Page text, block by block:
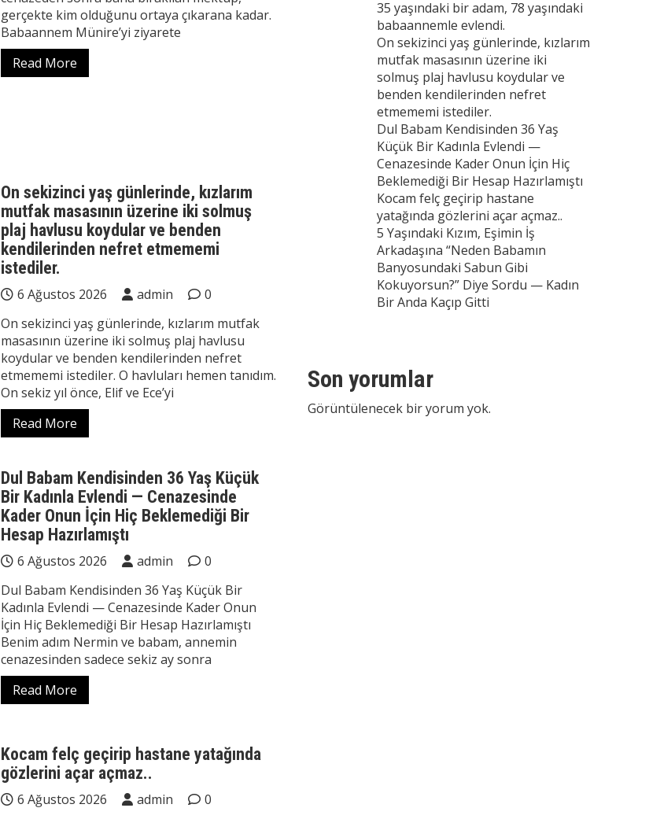
gerçekte kim olduğunu ortaya çıkarana kadar.
Babaannem Münire’yi ziyarete
Read More
On sekizinci yaş günlerinde, kızlarım
mutfak masasının üzerine iki solmuş
plaj havlusu koydular ve benden
kendilerinden nefret etmememi
istediler.
6 Ağustos 2026 admin
0
On sekizinci yaş günlerinde, kızlarım mutfak
masasının üzerine iki solmuş plaj havlusu
koydular ve benden kendilerinden nefret
etmememi istediler. O havluları hemen tanıdım.
On sekiz yıl önce, Elif ve Ece’yi
Read More
Dul Babam Kendisinden 36 Yaş Küçük
Bir Kadınla Evlendi — Cenazesinde
Kader Onun İçin Hiç Beklemediği Bir
Hesap Hazırlamıştı
6 Ağustos 2026 admin
0
Dul Babam Kendisinden 36 Yaş Küçük Bir
Kadınla Evlendi — Cenazesinde Kader Onun
İçin Hiç Beklemediği Bir Hesap Hazırlamıştı
Benim adım Nermin ve babam, annemin
cenazesinden sadece sekiz ay sonra
Read More
Kocam felç geçirip hastane yatağında
gözlerini açar açmaz..
6 Ağustos 2026 admin
0
35 yaşındaki bir adam, 78 yaşındaki
babaannemle evlendi.
On sekizinci yaş günlerinde, kızlarım
mutfak masasının üzerine iki
solmuş plaj havlusu koydular ve
benden kendilerinden nefret
etmememi istediler.
Dul Babam Kendisinden 36 Yaş
Küçük Bir Kadınla Evlendi —
Cenazesinde Kader Onun İçin Hiç
Beklemediği Bir Hesap Hazırlamıştı
Kocam felç geçirip hastane
yatağında gözlerini açar açmaz..
5 Yaşındaki Kızım, Eşimin İş
Arkadaşına “Neden Babamın
Banyosundaki Sabun Gibi
Kokuyorsun?” Diye Sordu — Kadın
Bir Anda Kaçıp Gitti
Son yorumlar
Görüntülenecek bir yorum yok.